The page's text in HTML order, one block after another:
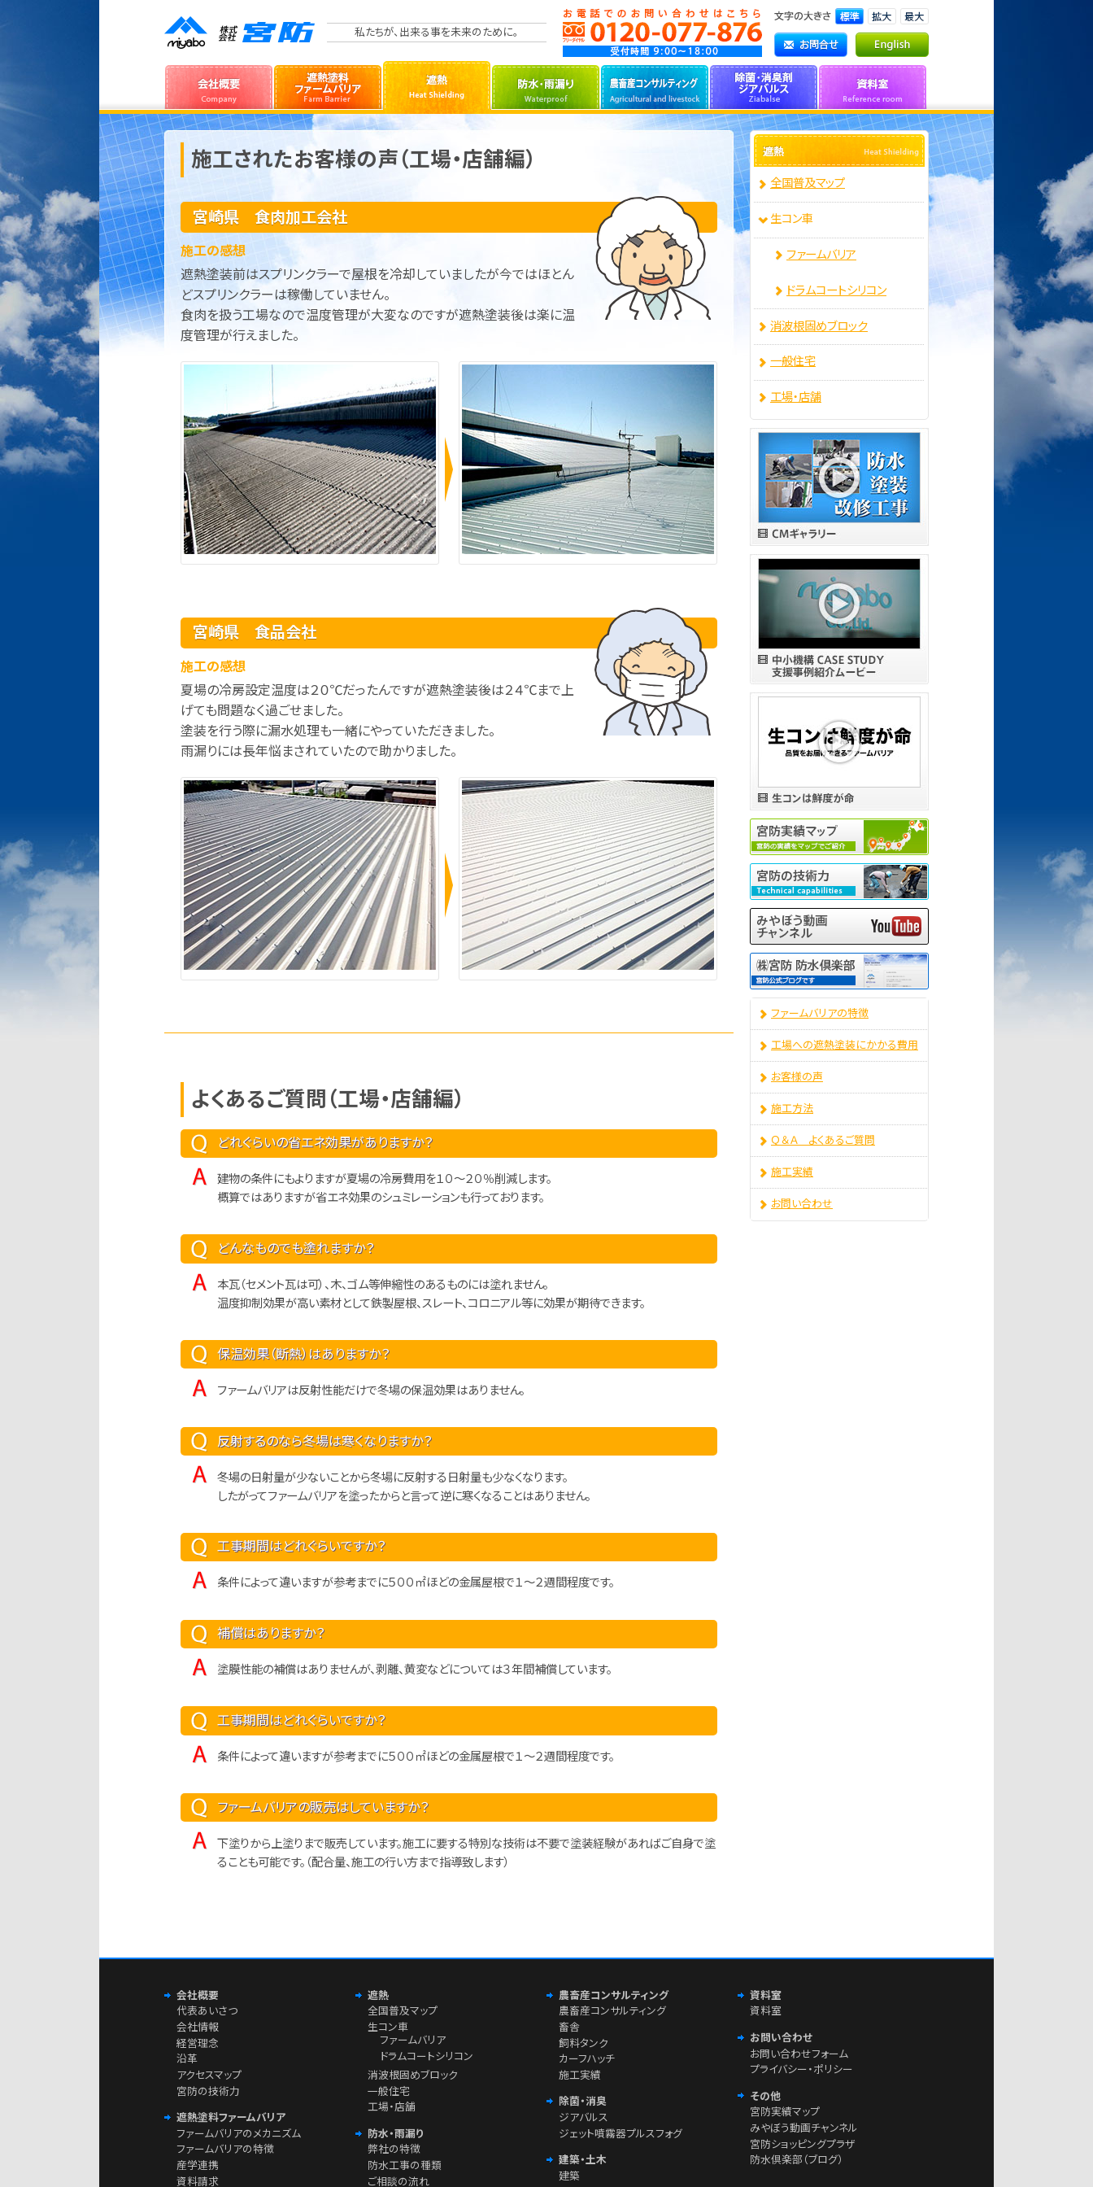
私たちが、出来る事を未来のために。
施工されたお客様の声（工場・店舗編）
宮崎県 食肉加工会社
施工の感想
遮熱塗装前はスプリンクラーで屋根を冷却していましたが今ではほとん
どスプリンクラーは稼働していません。
食肉を扱う工場なので温度管理が大変なのですが遮熱塗装後は楽に温
度管理が行えました。
宮崎県 食品会社
施工の感想
夏場の冷房設定温度は２０℃だったんですが遮熱塗装後は２４℃まで上
げても問題なく過ごせました。
塗装を行う際に漏水処理も一緒にやっていただきました。
雨漏りには長年悩まされていたので助かりました。
よくあるご質問（工場・店舗編）
どれぐらいの省エネ効果がありますか？
建物の条件にもよりますが夏場の冷房費用を１０～２０％削減します。
概算ではありますが省エネ効果のシュミレーションも行っております。
どんなものでも塗れますか？
本瓦（セメント瓦は可）、木、ゴム等伸縮性のあるものには塗れません。
温度抑制効果が高い素材として鉄製屋根、スレート、コロニアル等に効果が期待できます。
保温効果（断熱）はありますか？
ファームバリアは反射性能だけで冬場の保温効果はありません。
反射するのなら冬場は寒くなりますか？
冬場の日射量が少ないことから冬場に反射する日射量も少なくなります。
したがってファームバリアを塗ったからと言って逆に寒くなることはありません。
工事期間はどれぐらいですか？
条件によって違いますが参考までに５００㎡ほどの金属屋根で１～２週間程度です。
補償はありますか？
塗膜性能の補償はありませんが、剥離、黄変などについては３年間補償しています。
工事期間はどれぐらいですか？
条件によって違いますが参考までに５００㎡ほどの金属屋根で１～２週間程度です。
ファームバリアの販売はしていますか？
下塗りから上塗りまで販売しています。施工に要する特別な技術は不要で塗装経験があればご自身で塗
ることも可能です。（配合量、施工の行い方まで指導致します）
全国普及マップ
生コン車
ファームバリア
ドラムコートシリコン
消波根固めブロック
一般住宅
工場・店舗
ファームバリアの特徴
工場への遮熱塗装にかかる費用
お客様の声
施工方法
Ｑ＆Ａ よくあるご質問
施工実績
お問い合わせ
会社概要
代表あいさつ
会社情報
経営理念
沿革
アクセスマップ
宮防の技術力
遮熱塗料ファームバリア
ファームバリアのメカニズム
ファームバリアの特徴
産学連携
資料請求
遮熱
全国普及マップ
生コン車
ファームバリア
ドラムコートシリコン
消波根固めブロック
一般住宅
工場・店舗
防水・雨漏り
弊社の特徴
防水工事の種類
ご相談の流れ
農畜産コンサルティング
農畜産コンサルティング
畜舎
飼料タンク
カーフハッチ
施工実績
除菌・消臭
ジアバルス
ジェット噴霧器プルスフォグ
建築・土木
建築
資料室
資料室
お問い合わせ
お問い合わせフォーム
プライバシー・ポリシー
その他
宮防実績マップ
みやぼう動画チャンネル
宮防ショッピングプラザ
防水倶楽部（ブログ）